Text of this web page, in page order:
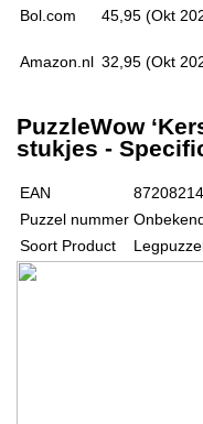
Bol.com
45,95 (Okt
Amazon.nl 32,95 (Okt
PuzzleWow
stukjes -
EAN
Puzzel nummer
Soort Product